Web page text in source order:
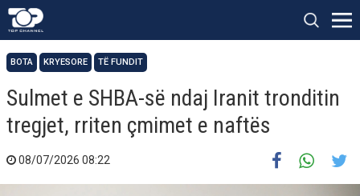
BOTA KRYESORE TË FUNDIT
Sulmet e SHBA-së ndaj Iranit tronditin
tregjet, rriten çmimet e naftës
08/07/2026 08:22